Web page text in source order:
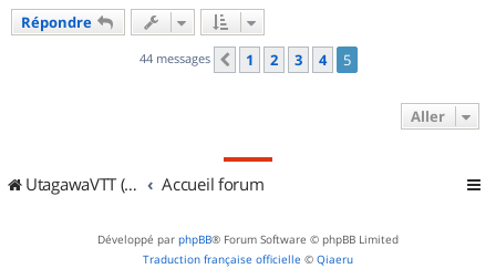
Répondre
44 messages Précédent
1 2 3 4 5
Aller
UtagawaVTT (Randos VTT et VTTAE avec traces GPS) Accueil forum
Développé par phpBB® Forum Software © phpBB Limited
Traduction française officielle © Qiaeru